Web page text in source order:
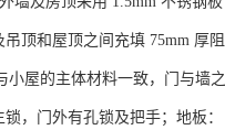
顶和屋顶之间充填 75mm 厚阻
小屋的主体材料一致，门与墙之
，门外有孔锁及把手；地板：